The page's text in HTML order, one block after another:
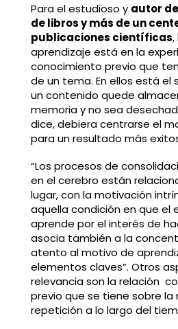
Para el estudioso y autor
de libros y más de un
publicaciones científicas,
aprendizaje está en la
conocimiento previo que
de un tema. En ellos está el
un contenido quede
memoria y no sea
dice, debiera centrarse el
para un resultado más
“Los procesos de
en el cerebro están
lugar, con la motivación
aquella condición en que el
aprende por el interés de
asocia también a la
atento al motivo de
elementos claves”. Otros
relevancia son la relación
previo que se tiene sobre la
repetición a lo largo del